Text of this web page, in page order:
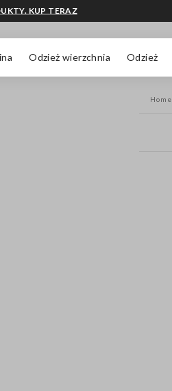
Odzież wierzchnia Odzież
KUP TERAZ
Home